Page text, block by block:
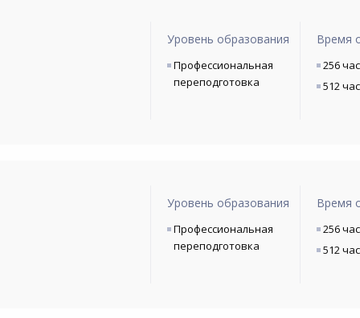
Уровень образования
Профессиональная
переподготовка
Время
256
512
Уровень образования
Профессиональная
переподготовка
Время
256
512